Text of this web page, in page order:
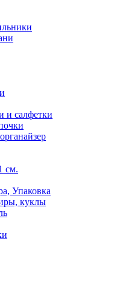
и салфетки
см.
Упаковка
куклы